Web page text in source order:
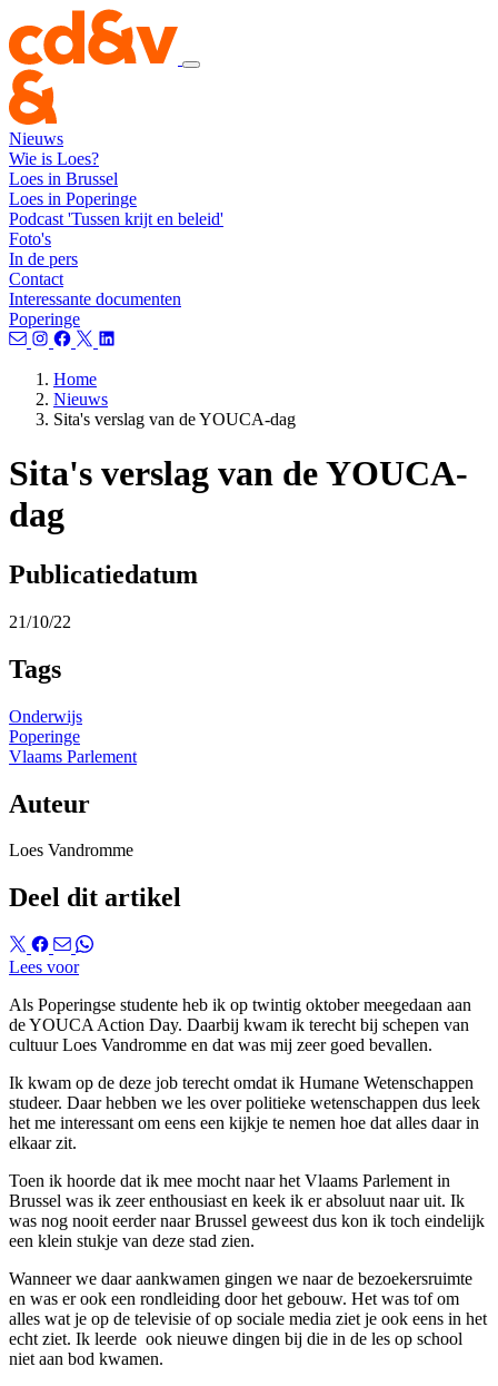
Nieuws
Wie is Loes?
Loes in Brussel
Loes in Poperinge
Podcast 'Tussen krijt en beleid'
Foto's
In de pers
Contact
Interessante documenten
Poperinge
Home
Nieuws
Sita's verslag van de YOUCA-dag
Sita's verslag van de YOUCA-
dag
Publicatiedatum
21/10/22
Tags
Onderwijs
Poperinge
Vlaams Parlement
Auteur
Loes Vandromme
Deel dit artikel
Lees voor
Als Poperingse studente heb ik op twintig oktober meegedaan aan
de YOUCA Action Day. Daarbij kwam ik terecht bij schepen van
cultuur Loes Vandromme en dat was mij zeer goed bevallen.
Ik kwam op de deze job terecht omdat ik Humane Wetenschappen
studeer. Daar hebben we les over politieke wetenschappen dus leek
het me interessant om eens een kijkje te nemen hoe dat alles daar in
elkaar zit.
Toen ik hoorde dat ik mee mocht naar het Vlaams Parlement in
Brussel was ik zeer enthousiast en keek ik er absoluut naar uit. Ik
was nog nooit eerder naar Brussel geweest dus kon ik toch eindelijk
een klein stukje van deze stad zien.
Wanneer we daar aankwamen gingen we naar de bezoekersruimte
en was er ook een rondleiding door het gebouw. Het was tof om
alles wat je op de televisie of op sociale media ziet je ook eens in het
echt ziet. Ik leerde ook nieuwe dingen bij die in de les op school
niet aan bod kwamen.